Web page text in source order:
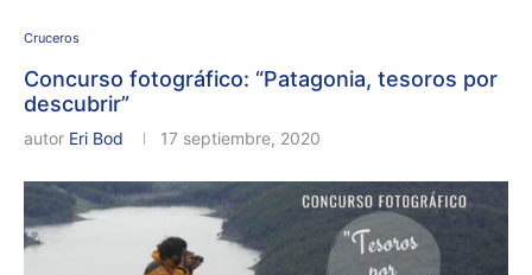
Cruceros
Concurso fotográfico: “Patagonia, tesoros por
descubrir”
autor Eri Bod 17 septiembre, 2020